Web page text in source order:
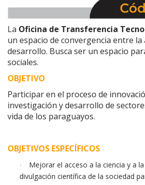
La Oficina de Transferencia
un espacio de convergencia entre
desarrollo. Busca ser un espacio
sociales.
OBJETIVO
Participar en el proceso de
investigación y desarrollo de
vida de los paraguayos.
OBJETIVOS ESPECÍFICOS
·
Mejorar el acceso a la ciencia y a
divulgación científica de la sociedad